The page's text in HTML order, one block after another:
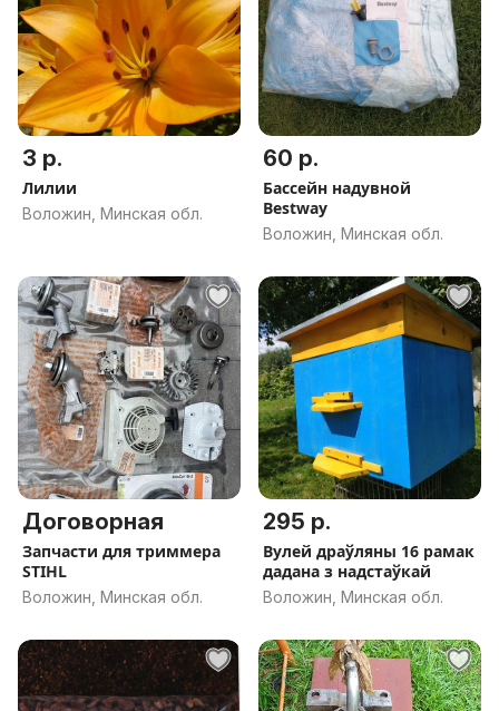
3 р.
Лилии
Воложин, Минская обл.
60 р.
Бассейн надувной
Bestway
Воложин, Минская обл.
Договорная
Запчасти для триммера
STIHL
Воложин, Минская обл.
295 р.
Вулей драўляны 16 рамак
дадана з надстаўкай
Воложин, Минская обл.